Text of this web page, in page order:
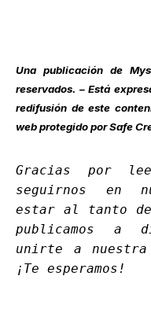
Una publicación de
reservados. – Está
redifusión de este
web protegido por Safe
Gracias por
seguirnos en
estar al tanto
publicamos a
unirte a nuestra
¡Te esperamos!